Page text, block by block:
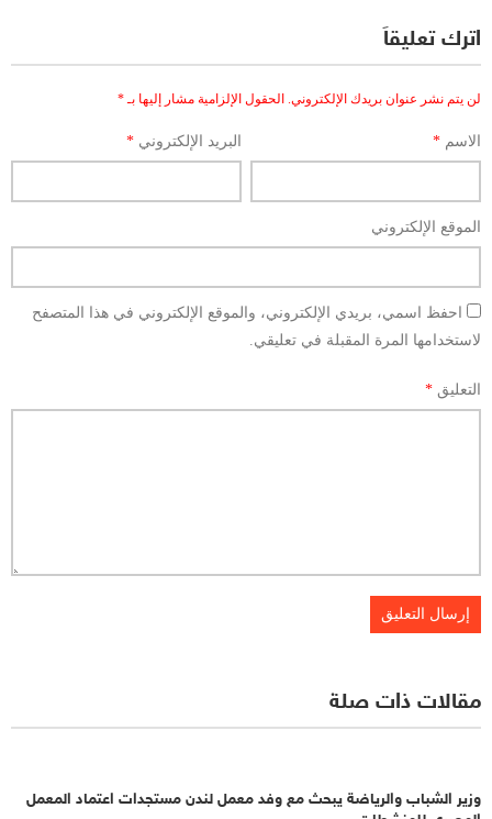
اترك تعليقاً
لن يتم نشر عنوان بريدك الإلكتروني. الحقول الإلزامية مشار إليها بـ*
الاسم * البريد الإلكتروني*
الموقع الإلكتروني
احفظ اسمي، بريدي الإلكتروني، والموقع الإلكتروني في هذا المتصفح
لاستخدامها المرة المقبلة في تعليقي.
التعليق *
مقالات ذات صلة
وزير الشباب والرياضة يبحث مع وفد معمل لندن مستجدات اعتماد المعمل